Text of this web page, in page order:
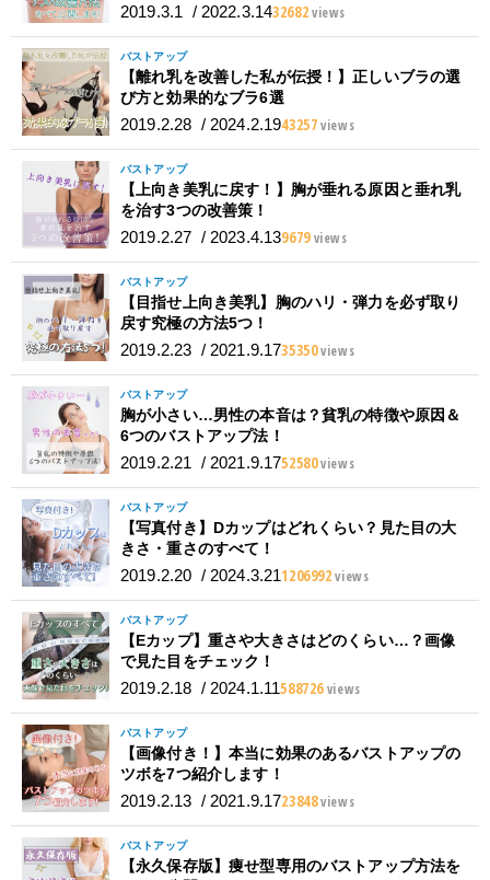
2019.3.1 / 2022.3.1432682views
バストアップ
【離れ乳を改善した私が伝授！】正しいブラの選
び方と効果的なブラ6選
2019.2.28 / 2024.2.1943257views
バストアップ
【上向き美乳に戻す！】胸が垂れる原因と垂れ乳
を治す3つの改善策！
2019.2.27 / 2023.4.139679views
バストアップ
【目指せ上向き美乳】胸のハリ・弾力を必ず取り
戻す究極の方法5つ！
2019.2.23 / 2021.9.1735350views
バストアップ
胸が小さい…男性の本音は？貧乳の特徴や原因＆
6つのバストアップ法！
2019.2.21 / 2021.9.1752580views
バストアップ
【写真付き】Dカップはどれくらい？見た目の大
きさ・重さのすべて！
2019.2.20 / 2024.3.211206992views
バストアップ
【Eカップ】重さや大きさはどのくらい…？画像
で見た目をチェック！
2019.2.18 / 2024.1.11588726views
バストアップ
【画像付き！】本当に効果のあるバストアップの
ツボを7つ紹介します！
2019.2.13 / 2021.9.1723848views
バストアップ
【永久保存版】痩せ型専用のバストアップ方法を